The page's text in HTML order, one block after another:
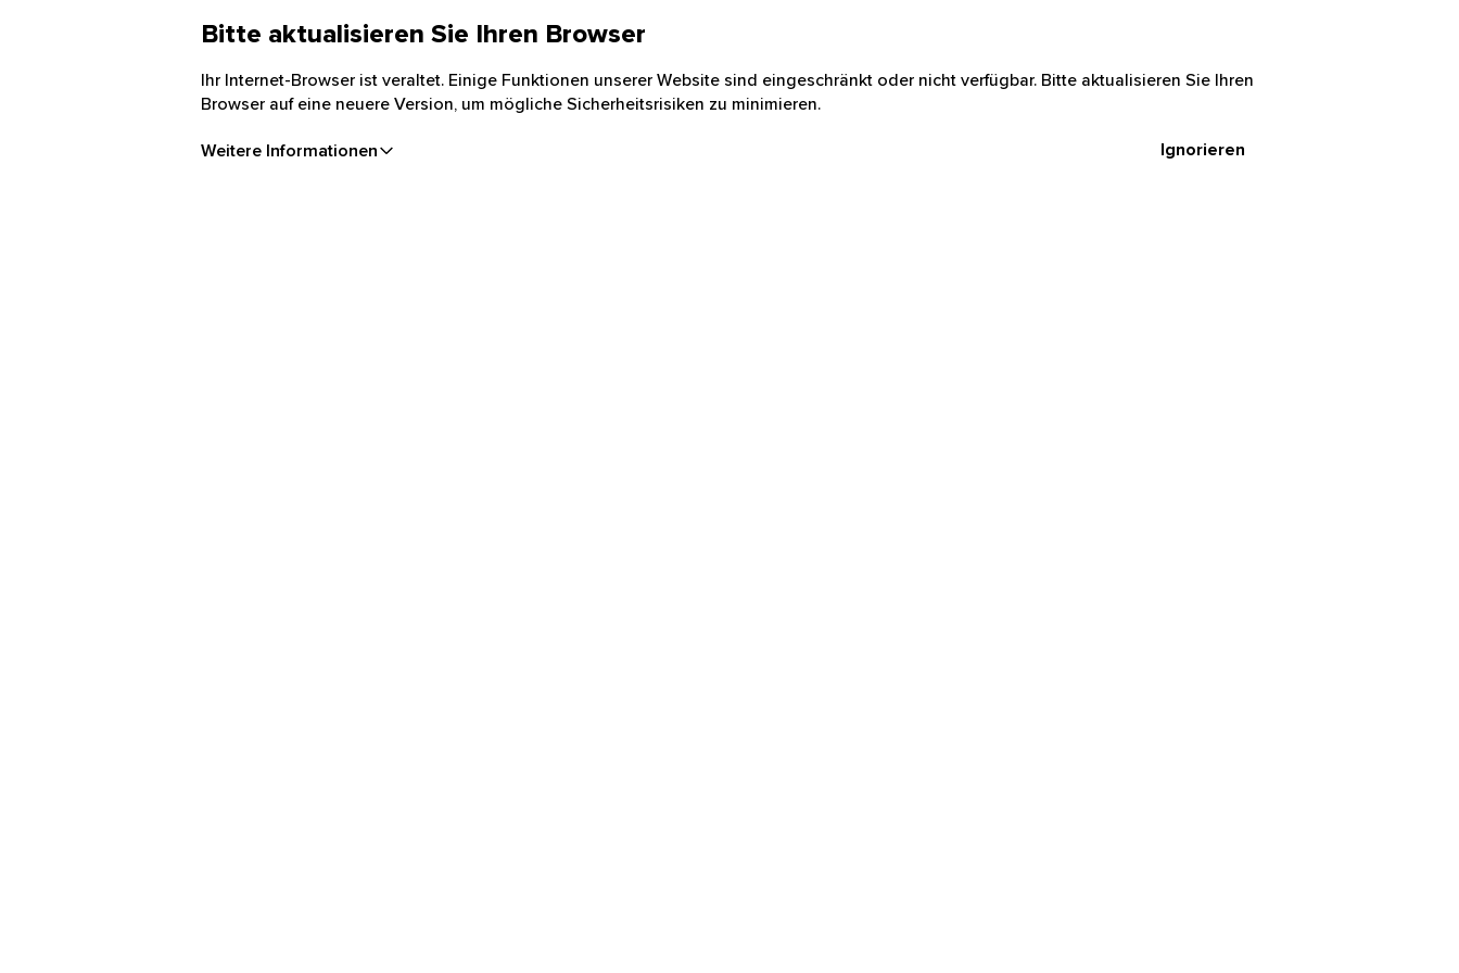
Bitte aktualisieren Sie Ihren Browser
Ihr Internet-Browser ist veraltet. Einige Funktionen unserer Website sind eingeschränkt oder nicht verfügbar. Bitte aktualisieren Sie Ihren
Browser auf eine neuere Version, um mögliche Sicherheitsrisiken zu minimieren.
Weitere Informationen Ignorieren